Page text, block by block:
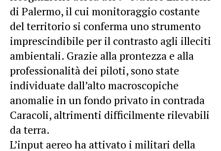
di Palermo, il cui monitoraggio costante
del territorio si conferma uno strumento
imprescindibile per il contrasto agli illeciti
ambientali. Grazie alla prontezza e alla
professionalità dei piloti, sono state
individuate dall’alto macroscopiche
anomalie in un fondo privato in contrada
Caracoli, altrimenti difficilmente rilevabili
da terra.
L’input aereo ha attivato i militari della